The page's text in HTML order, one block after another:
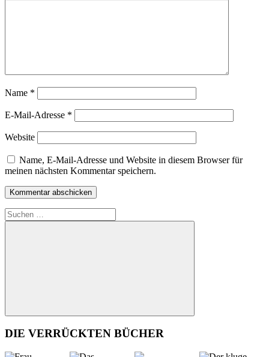
Name *
E-Mail-Adresse *
Website
Name, E-Mail-Adresse und Website in diesem Browser für
meinen nächsten Kommentar speichern.
Suchen
nach:
Suchen
DIE VERRÜCKTEN BÜCHER